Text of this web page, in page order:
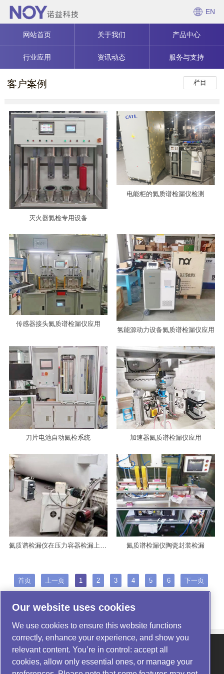
EN
网站首页 关于我们 产品中心
行业应用 资讯动态 服务与支持
栏目
客户案例
灭火器氦检专用设备
电能柜的氦质谱检漏仪检测
传感器接头氦质谱检漏仪应用
氢能源动力设备氦质谱检漏仪应用
刀片电池自动氦检系统 加速器氦质谱检漏仪应用
氦质谱检漏仪在压力容器检漏上的应用 氦质谱检漏仪陶瓷封装检漏
首页 上一页 1 2 3 4 5 6 下一页
关于我们| 产品中心 | 行业应用
资讯动态
服务与支持
Our website uses cookies
We use cookies to ensure this website functions
correctly, enhance your experience, and show you
relevant content. You’re in control: accept all
cookies, allow only essential ones, or manage your